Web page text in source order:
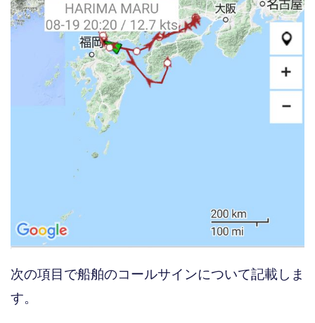
次の項目で船舶のコールサインについて記載しま
す。